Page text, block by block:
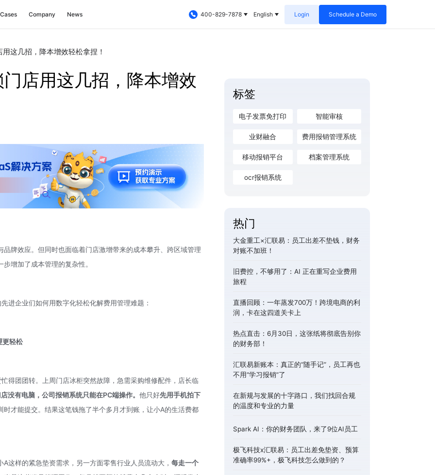
Cases Company News 400-829-7878 English Login Schedule a Demo
这几招，降本增效轻松拿捏！
店用这几招，降本增效
牌效应。但同时也面临着门店激增带来的成本攀升、跨区域管理
增加了成本管理的复杂性。
进企业们如何用数字化轻松化解费用管理难题：
更轻松
得团团转。上周门店冰柜突然故障，急需采购维修配件，店长临
没有电脑，公司报销系统只能在PC端操作。他只好先用手机拍下
时才能提交。结果这笔钱拖了半个多月才到账，让小A的生活费都
这样的紧急垫资需求，另一方面零售行业人员流动大，每走一个
标签
电子发票免打印 智能审核
业财融合 费用报销管理系统
移动报销平台 档案管理系统
ocr报销系统
热门
大金重工×汇联易：员工出差不垫钱，财务
对账不加班！
旧费控，不够用了：AI 正在重写企业费用
旅程
直播回顾：一年蒸发700万！跨境电商的利
润，卡在这四道关卡上
热点直击：6月30日，这张纸将彻底告别你
的财务部！
汇联易新账本：真正的“随手记”，员工再也
不用“学习报销”了
在新规与发展的十字路口，我们找回合规
的温度和专业的力量
Spark AI：你的财务团队，来了9位AI员工
极飞科技x汇联易：员工出差免垫资、预算
准确率99%+，极飞科技怎么做到的？